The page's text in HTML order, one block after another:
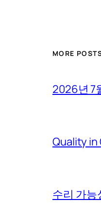
MORE
2026년 7
Quality
수리 가능